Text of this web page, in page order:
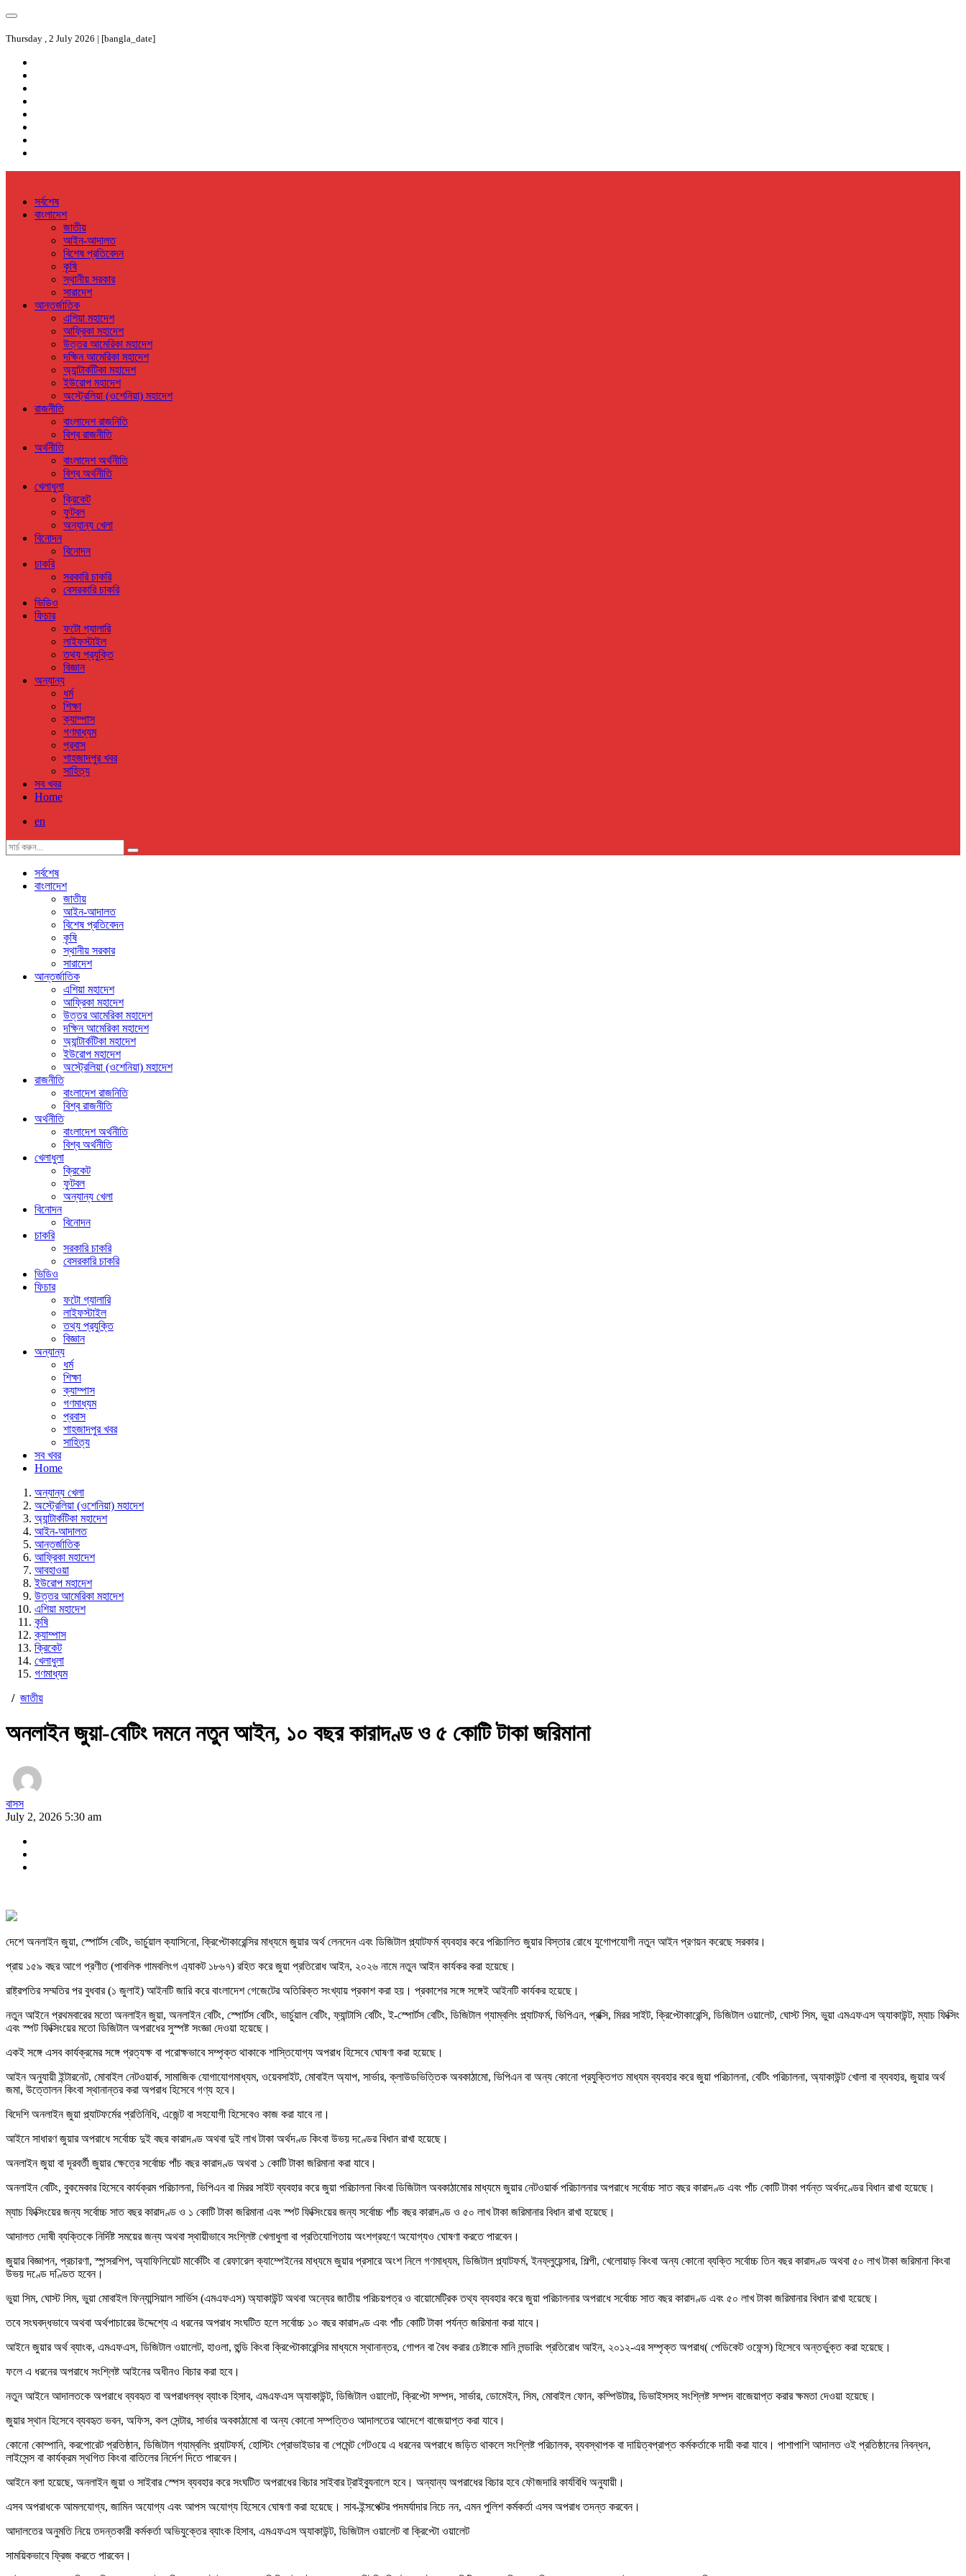
Thursday , 2 July 2026 | [bangla_date]
সর্বশেষ
বাংলাদেশ
জাতীয়
আইন-আদালত
বিশেষ প্রতিবেদন
কৃষি
স্থানীয় সরকার
সারাদেশ
আন্তর্জাতিক
এশিয়া মহাদেশ
আফ্রিকা মহাদেশ
উত্তর আমেরিকা মহাদেশ
দক্ষিন আমেরিকা মহাদেশ
অ্যান্টার্কটিকা মহাদেশ
ইউরোপ মহাদেশ
অস্ট্রেলিয়া (ওশেনিয়া) মহাদেশ
রাজনীতি
বাংলাদেশ রাজনিতি
বিশ্ব রাজনীতি
অর্থনীতি
বাংলাদেশ অর্থনীতি
বিশ্ব অর্থনীতি
খেলাধুলা
ক্রিকেট
ফুটবল
অন্যান্য খেলা
বিনোদন
বিনোদন
চাকরি
সরকারি চাকরি
বেসরকারি চাকরি
ভিডিও
ফিচার
ফটো গ্যালারি
লাইফস্টাইল
তথ্য প্রযুক্তি
বিজ্ঞান
অন্যান্য
ধর্ম
শিক্ষা
ক্যাম্পাস
গণমাধ্যম
প্রবাস
শাহজাদপুর খবর
সাহিত্য
সব খবর
Home
en
সর্বশেষ
বাংলাদেশ
জাতীয়
আইন-আদালত
বিশেষ প্রতিবেদন
কৃষি
স্থানীয় সরকার
সারাদেশ
আন্তর্জাতিক
এশিয়া মহাদেশ
আফ্রিকা মহাদেশ
উত্তর আমেরিকা মহাদেশ
দক্ষিন আমেরিকা মহাদেশ
অ্যান্টার্কটিকা মহাদেশ
ইউরোপ মহাদেশ
অস্ট্রেলিয়া (ওশেনিয়া) মহাদেশ
রাজনীতি
বাংলাদেশ রাজনিতি
বিশ্ব রাজনীতি
অর্থনীতি
বাংলাদেশ অর্থনীতি
বিশ্ব অর্থনীতি
খেলাধুলা
ক্রিকেট
ফুটবল
অন্যান্য খেলা
বিনোদন
বিনোদন
চাকরি
সরকারি চাকরি
বেসরকারি চাকরি
ভিডিও
ফিচার
ফটো গ্যালারি
লাইফস্টাইল
তথ্য প্রযুক্তি
বিজ্ঞান
অন্যান্য
ধর্ম
শিক্ষা
ক্যাম্পাস
গণমাধ্যম
প্রবাস
শাহজাদপুর খবর
সাহিত্য
সব খবর
Home
অন্যান্য খেলা
অস্ট্রেলিয়া (ওশেনিয়া) মহাদেশ
অ্যান্টার্কটিকা মহাদেশ
আইন-আদালত
আন্তর্জাতিক
আফ্রিকা মহাদেশ
আবহাওয়া
ইউরোপ মহাদেশ
উত্তর আমেরিকা মহাদেশ
এশিয়া মহাদেশ
কৃষি
ক্যাম্পাস
ক্রিকেট
খেলাধুলা
গণমাধ্যম
/ জাতীয়
অনলাইন জুয়া-বেটিং দমনে নতুন আইন, ১০ বছর কারাদণ্ড ও ৫ কোটি টাকা জরিমানা
বাসস
July 2, 2026 5:30 am
দেশে অনলাইন জুয়া, স্পোর্টস বেটিং, ভার্চুয়াল ক্যাসিনো, ক্রিপ্টোকারেন্সির মাধ্যমে জুয়ার অর্থ লেনদেন এবং ডিজিটাল প্ল্যাটফর্ম ব্যবহার করে পরিচালিত জুয়ার বিস্তার রোধে যুগোপযোগী নতুন আইন প্রণয়ন করেছে সরকার।
প্রায় ১৫৯ বছর আগে প্রণীত (পাবলিক গামবলিংগ এ্যাকট ১৮৬৭) রহিত করে জুয়া প্রতিরোধ আইন, ২০২৬ নামে নতুন আইন কার্যকর করা হয়েছে।
রাষ্ট্রপতির সম্মতির পর বুধবার (১ জুলাই) আইনটি জারি করে বাংলাদেশ গেজেটের অতিরিক্ত সংখ্যায় প্রকাশ করা হয়। প্রকাশের সঙ্গে সঙ্গেই আইনটি কার্যকর হয়েছে।
নতুন আইনে প্রথমবারের মতো অনলাইন জুয়া, অনলাইন বেটিং, স্পোর্টস বেটিং, ভার্চুয়াল বেটিং, ফ্যান্টাসি বেটিং, ই-স্পোর্টস বেটিং, ডিজিটাল গ্যাম্বলিং প্ল্যাটফর্ম, ভিপিএন, প্রক্সি, মিরর সাইট, ক্রিপ্টোকারেন্সি, ডিজিটাল ওয়ালেট, ঘোস্ট সিম, ভুয়া এমএফএস অ্যাকাউন্ট, ম্যাচ ফিক্সিং
এবং স্পট ফিক্সিংয়ের মতো ডিজিটাল অপরাধের সুস্পষ্ট সংজ্ঞা দেওয়া হয়েছে।
একই সঙ্গে এসব কার্যক্রমের সঙ্গে প্রত্যক্ষ বা পরোক্ষভাবে সম্পৃক্ত থাকাকে শাস্তিযোগ্য অপরাধ হিসেবে ঘোষণা করা হয়েছে।
আইন অনুযায়ী ইন্টারনেট, মোবাইল নেটওয়ার্ক, সামাজিক যোগাযোগমাধ্যম, ওয়েবসাইট, মোবাইল অ্যাপ, সার্ভার, ক্লাউডভিত্তিক অবকাঠামো, ভিপিএন বা অন্য কোনো প্রযুক্তিগত মাধ্যম ব্যবহার করে জুয়া পরিচালনা, বেটিং পরিচালনা, অ্যাকাউন্ট খোলা বা ব্যবহার, জুয়ার অর্থ
জমা, উত্তোলন কিংবা স্থানান্তর করা অপরাধ হিসেবে গণ্য হবে।
বিদেশি অনলাইন জুয়া প্ল্যাটফর্মের প্রতিনিধি, এজেন্ট বা সহযোগী হিসেবেও কাজ করা যাবে না।
আইনে সাধারণ জুয়ার অপরাধে সর্বোচ্চ দুই বছর কারাদণ্ড অথবা দুই লাখ টাকা অর্থদণ্ড কিংবা উভয় দণ্ডের বিধান রাখা হয়েছে।
অনলাইন জুয়া বা দূরবর্তী জুয়ার ক্ষেত্রে সর্বোচ্চ পাঁচ বছর কারাদণ্ড অথবা ১ কোটি টাকা জরিমানা করা যাবে।
অনলাইন বেটিং, বুকমেকার হিসেবে কার্যক্রম পরিচালনা, ভিপিএন বা মিরর সাইট ব্যবহার করে জুয়া পরিচালনা কিংবা ডিজিটাল অবকাঠামোর মাধ্যমে জুয়ার নেটওয়ার্ক পরিচালনার অপরাধে সর্বোচ্চ সাত বছর কারাদণ্ড এবং পাঁচ কোটি টাকা পর্যন্ত অর্থদণ্ডের বিধান রাখা হয়েছে।
ম্যাচ ফিক্সিংয়ের জন্য সর্বোচ্চ সাত বছর কারাদণ্ড ও ১ কোটি টাকা জরিমানা এবং স্পট ফিক্সিংয়ের জন্য সর্বোচ্চ পাঁচ বছর কারাদণ্ড ও ৫০ লাখ টাকা জরিমানার বিধান রাখা হয়েছে।
আদালত দোষী ব্যক্তিকে নির্দিষ্ট সময়ের জন্য অথবা স্থায়ীভাবে সংশ্লিষ্ট খেলাধুলা বা প্রতিযোগিতায় অংশগ্রহণে অযোগ্যও ঘোষণা করতে পারবেন।
জুয়ার বিজ্ঞাপন, প্রচারণা, স্পন্সরশিপ, অ্যাফিলিয়েট মার্কেটিং বা রেফারেল ক্যাম্পেইনের মাধ্যমে জুয়ার প্রসারে অংশ নিলে গণমাধ্যম, ডিজিটাল প্ল্যাটফর্ম, ইনফ্লুয়েন্সার, শিল্পী, খেলোয়াড় কিংবা অন্য কোনো ব্যক্তি সর্বোচ্চ তিন বছর কারাদণ্ড অথবা ৫০ লাখ টাকা জরিমানা কিংবা
উভয় দণ্ডে দণ্ডিত হবেন।
ভুয়া সিম, ঘোস্ট সিম, ভুয়া মোবাইল ফিন্যান্সিয়াল সার্ভিস (এমএফএস) অ্যাকাউন্ট অথবা অন্যের জাতীয় পরিচয়পত্র ও বায়োমেট্রিক তথ্য ব্যবহার করে জুয়া পরিচালনার অপরাধে সর্বোচ্চ সাত বছর কারাদণ্ড এবং ৫০ লাখ টাকা জরিমানার বিধান রাখা হয়েছে।
তবে সংঘবদ্ধভাবে অথবা অর্থপাচারের উদ্দেশ্যে এ ধরনের অপরাধ সংঘটিত হলে সর্বোচ্চ ১০ বছর কারাদণ্ড এবং পাঁচ কোটি টাকা পর্যন্ত জরিমানা করা যাবে।
আইনে জুয়ার অর্থ ব্যাংক, এমএফএস, ডিজিটাল ওয়ালেট, হাওলা, হুন্ডি কিংবা ক্রিপ্টোকারেন্সির মাধ্যমে স্থানান্তর, গোপন বা বৈধ করার চেষ্টাকে মানি লন্ডারিং প্রতিরোধ আইন, ২০১২-এর সম্পৃক্ত অপরাধ( পেডিকেট ওফেন্স) হিসেবে অন্তর্ভুক্ত করা হয়েছে।
ফলে এ ধরনের অপরাধে সংশ্লিষ্ট আইনের অধীনও বিচার করা হবে।
নতুন আইনে আদালতকে অপরাধে ব্যবহৃত বা অপরাধলব্ধ ব্যাংক হিসাব, এমএফএস অ্যাকাউন্ট, ডিজিটাল ওয়ালেট, ক্রিপ্টো সম্পদ, সার্ভার, ডোমেইন, সিম, মোবাইল ফোন, কম্পিউটার, ডিভাইসসহ সংশ্লিষ্ট সম্পদ বাজেয়াপ্ত করার ক্ষমতা দেওয়া হয়েছে।
জুয়ার স্থান হিসেবে ব্যবহৃত ভবন, অফিস, কল সেন্টার, সার্ভার অবকাঠামো বা অন্য কোনো সম্পত্তিও আদালতের আদেশে বাজেয়াপ্ত করা যাবে।
কোনো কোম্পানি, করপোরেট প্রতিষ্ঠান, ডিজিটাল গ্যাম্বলিং প্ল্যাটফর্ম, হোস্টিং প্রোভাইডার বা পেমেন্ট গেটওয়ে এ ধরনের অপরাধে জড়িত থাকলে সংশ্লিষ্ট পরিচালক, ব্যবস্থাপক বা দায়িত্বপ্রাপ্ত কর্মকর্তাকে দায়ী করা যাবে। পাশাপাশি আদালত ওই প্রতিষ্ঠানের নিবন্ধন,
লাইসেন্স বা কার্যক্রম স্থগিত কিংবা বাতিলের নির্দেশ দিতে পারবেন।
আইনে বলা হয়েছে, অনলাইন জুয়া ও সাইবার স্পেস ব্যবহার করে সংঘটিত অপরাধের বিচার সাইবার ট্রাইব্যুনালে হবে। অন্যান্য অপরাধের বিচার হবে ফৌজদারি কার্যবিধি অনুযায়ী।
এসব অপরাধকে আমলযোগ্য, জামিন অযোগ্য এবং আপস অযোগ্য হিসেবে ঘোষণা করা হয়েছে। সাব-ইন্সপেক্টর পদমর্যাদার নিচে নন, এমন পুলিশ কর্মকর্তা এসব অপরাধ তদন্ত করবেন।
আদালতের অনুমতি নিয়ে তদন্তকারী কর্মকর্তা অভিযুক্তের ব্যাংক হিসাব, এমএফএস অ্যাকাউন্ট, ডিজিটাল ওয়ালেট বা ক্রিপ্টো ওয়ালেট
সাময়িকভাবে ফ্রিজ করতে পারবেন।